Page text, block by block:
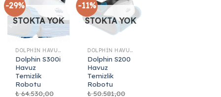
-29%
STOKTA YOK
DOLPHIN HAVUZ ROBOTLARI
Dolphin S300i
Havuz
Temizlik
Robotu
₺64.530,00
-11%
STOKTA YOK
DOLPHIN HAVUZ ROBOTLARI
Dolphin S200
Havuz
Temizlik
Robotu
₺50.581,00